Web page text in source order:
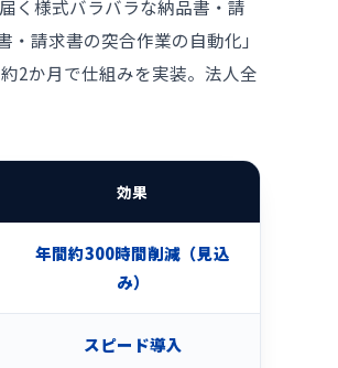
く様式バラバラな納品書・請
請求書の突合作業の自動化」
2か月で仕組みを実装。法人全
効果
年間約300時間削減（見込
み）
スピード導入